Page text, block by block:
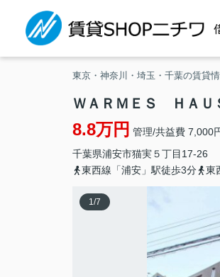
東京・神奈川・埼玉・千葉の賃貸
ＷＡＲＭＥＳ ＨＡ
8.8万円 管理/共益費 7,000
千葉県浦安市猫実５丁目17-26
東西線「浦安」駅徒歩3分
東
1/7